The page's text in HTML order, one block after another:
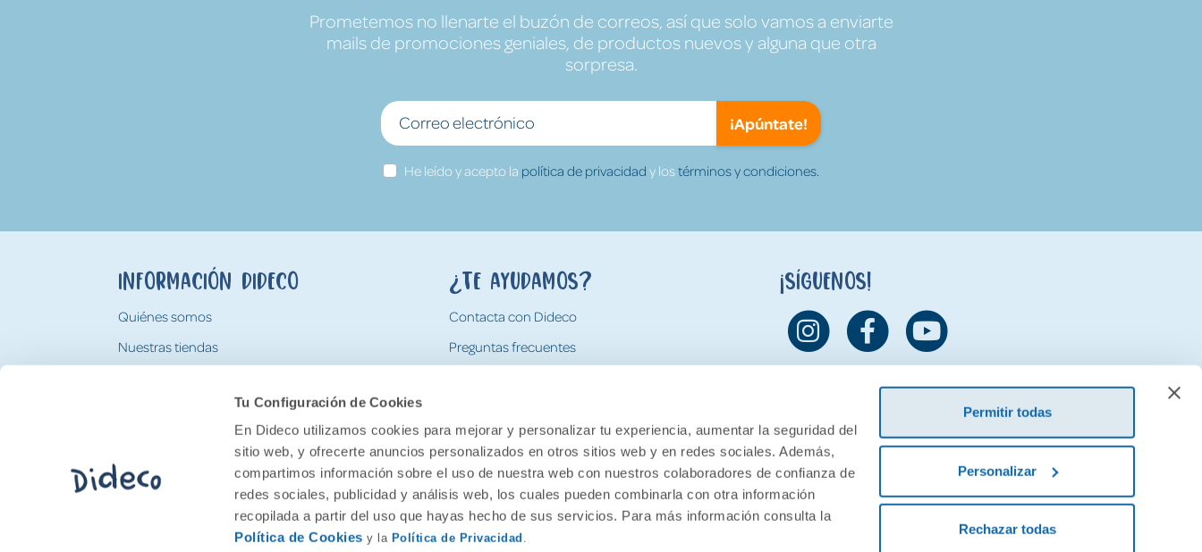
Tu Configuración de Cookies
En Dideco utilizamos cookies para mejorar y personalizar tu experiencia, aumentar la seguridad del
sitio web, y ofrecerte anuncios personalizados en otros sitios web y en redes sociales. Además,
compartimos información sobre el uso de nuestra web con nuestros colaboradores de confianza de
redes sociales, publicidad y análisis web, los cuales pueden combinarla con otra información
recopilada a partir del uso que hayas hecho de sus servicios. Para más información consulta la
Política de Cookies y la Política de Privacidad .
Permitir todas
Personalizar
Rechazar todas
Prometemos no llenarte el buzón de correos, así que solo vamos a enviarte
mails de promociones geniales, de productos nuevos y alguna que otra
sorpresa.
¡Apúntate!
He leído y acepto la política de privacidad y lostérminos y condiciones.
Información Dideco
Quiénes somos
Nuestras tiendas
Tarjeta Regalo Dideco
¿Te ayudamos?
Contacta con Dideco
Preguntas frecuentes
Devoluciones
¡Síguenos!